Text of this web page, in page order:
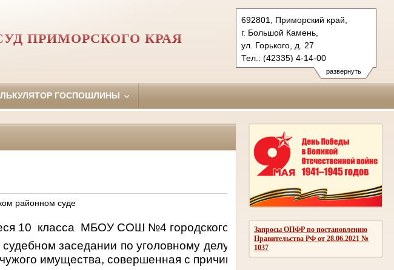
развернуть
692801, Приморский край,
г. Большой Камень,
ул. Горького, д. 27
Тел.: (42335) 4-14-00
shkotovsky.prm@sudrf.ru
ПРИМОРСКОГО КРАЯ
ГОСПОШЛИНЫ
Запросы ОПФР по постановлению
Правительства РФ от 28.06.2021 №
1037
районном суде
10 класса МБОУ СОШ №4 городского округа Большой Камень в
заседании по уголовному делу под председательством
имущества, совершенная с причинением значительного